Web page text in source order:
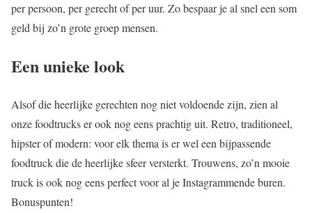
per persoon, per gerecht of per uur. Zo bespaar je al snel een som
geld bij zo’n grote groep mensen.
Een unieke look
Alsof die heerlijke gerechten nog niet voldoende zijn, zien al
onze foodtrucks er ook nog eens prachtig uit. Retro, traditioneel,
hipster of modern: voor elk thema is er wel een bijpassende
foodtruck die de heerlijke sfeer versterkt. Trouwens, zo’n mooie
truck is ook nog eens perfect voor al je Instagrammende buren.
Bonuspunten!